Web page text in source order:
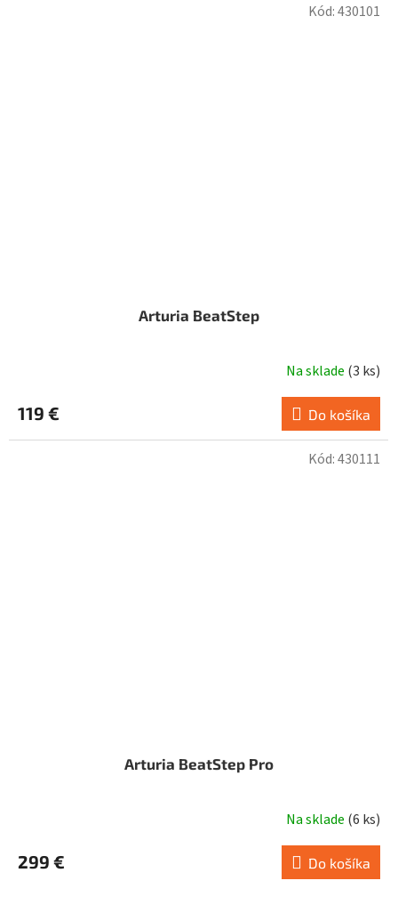
Arturia BeatStep
produktu
Na sklade (3 ks)
119 € Do košíka
Kód:430101
Arturia BeatStep Pro
produktu
Na sklade (6 ks)
299 € Do košíka
Kód:430111